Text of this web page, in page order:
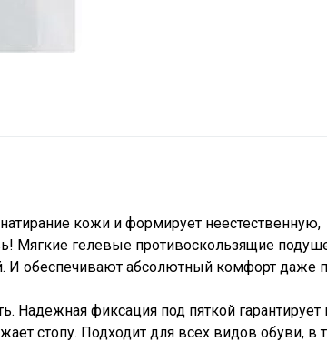
кожи и формирует неестественную,
Мягкие гелевые противоскользящие
И обеспечивают абсолютный комфорт даже
Надежная фиксация под пяткой гарантирует
стопу. Подходит для всех видов обуви, в